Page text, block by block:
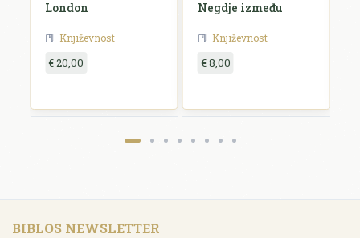
London
Književnost
€ 20,00
Negdje između
Književnost
€ 8,00
BIBLOS NEWSLETTER